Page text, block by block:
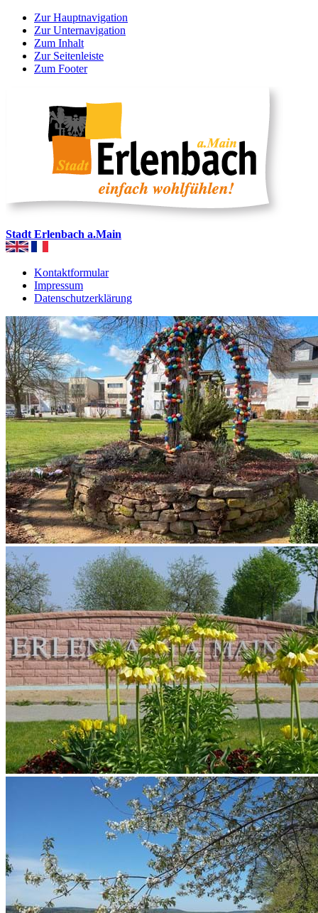
Zur Hauptnavigation
Zur Unternavigation
Zum Inhalt
Zur Seitenleiste
Zum Footer
Stadt Erlenbach a.Main
Kontaktformular
Impressum
Datenschutzerklärung